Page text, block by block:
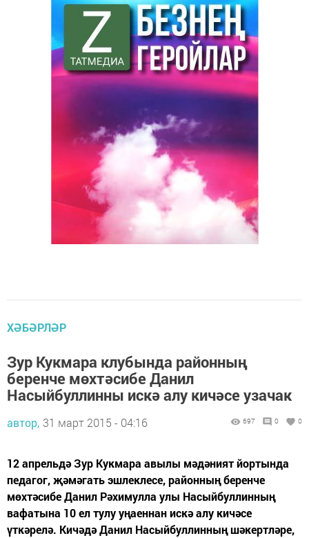
ХӘБӘРЛӘР
Зур Кукмара клубында районның
беренче мөхтәсибе Данил
Насыйбуллинны искә алу кичәсе узачак
автор, 31 март 2015 - 04:16 697 0 0
12 апрельдә Зур Кукмара авылы мәдәният йортында
педагог, җәмәгать эшлеклесе, районның беренче
мөхтәсибе Данил Рәхимулла улы Насыйбуллинның
вафатына 10 ел тулу уңаеннан искә алу кичәсе
үткәрелә. Кичәдә Данил Насыйбуллинның шәкертләре,